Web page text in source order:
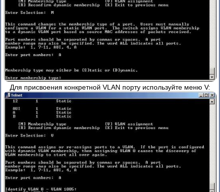
Для присвоения конкретной VLAN порту используйте меню V: